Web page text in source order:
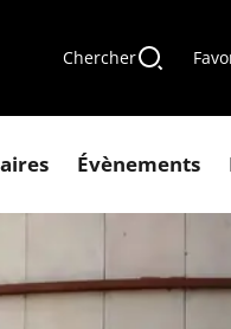
Chercher
Évènements